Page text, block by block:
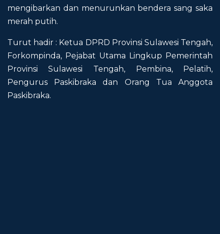
mengibarkan dan menurunkan bendera sang saka
merah putih.
Turut hadir : Ketua DPRD Provinsi Sulawesi Tengah,
Forkompinda, Pejabat Utama Lingkup Pemerintah
Provinsi Sulawesi Tengah, Pembina, Pelatih,
Pengurus Paskibraka dan Orang Tua Anggota
Paskibraka.